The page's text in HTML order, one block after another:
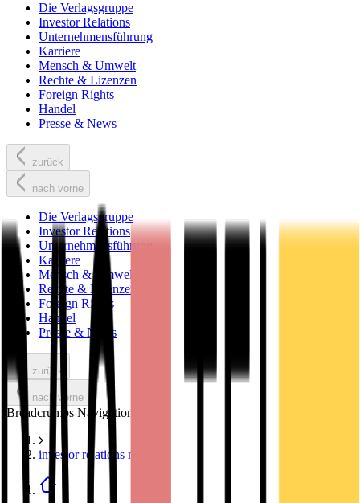
Die Verlagsgruppe
Investor Relations
Unternehmensführung
Karriere
Mensch & Umwelt
Rechte & Lizenzen
Foreign Rights
Handel
Presse & News
zurück
nach vorne
Die Verlagsgruppe
Investor Relations
Unternehmensführung
Karriere
Mensch & Umwelt
Rechte & Lizenzen
Foreign Rights
Handel
Presse & News
zurück
nach vorne
Breadcrumbs Navigation
investor relations news